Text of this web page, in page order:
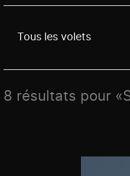
Use these options to filter
Tous les volets
8 résultats pour